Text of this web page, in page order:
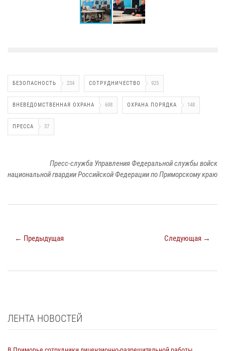
БЕЗОПАСНОСТЬ 234 СОТРУДНИЧЕСТВО 925
ВНЕВЕДОМСТВЕННАЯ ОХРАНА 698 ОХРАНА ПОРЯДКА 148
ПРЕССА 37
Пресс-служба Управления Федеральной службы войск
национальной гвардии Российской Федерации по Приморскому краю
← Предыдущая Следующая →
ЛЕНТА НОВОСТЕЙ